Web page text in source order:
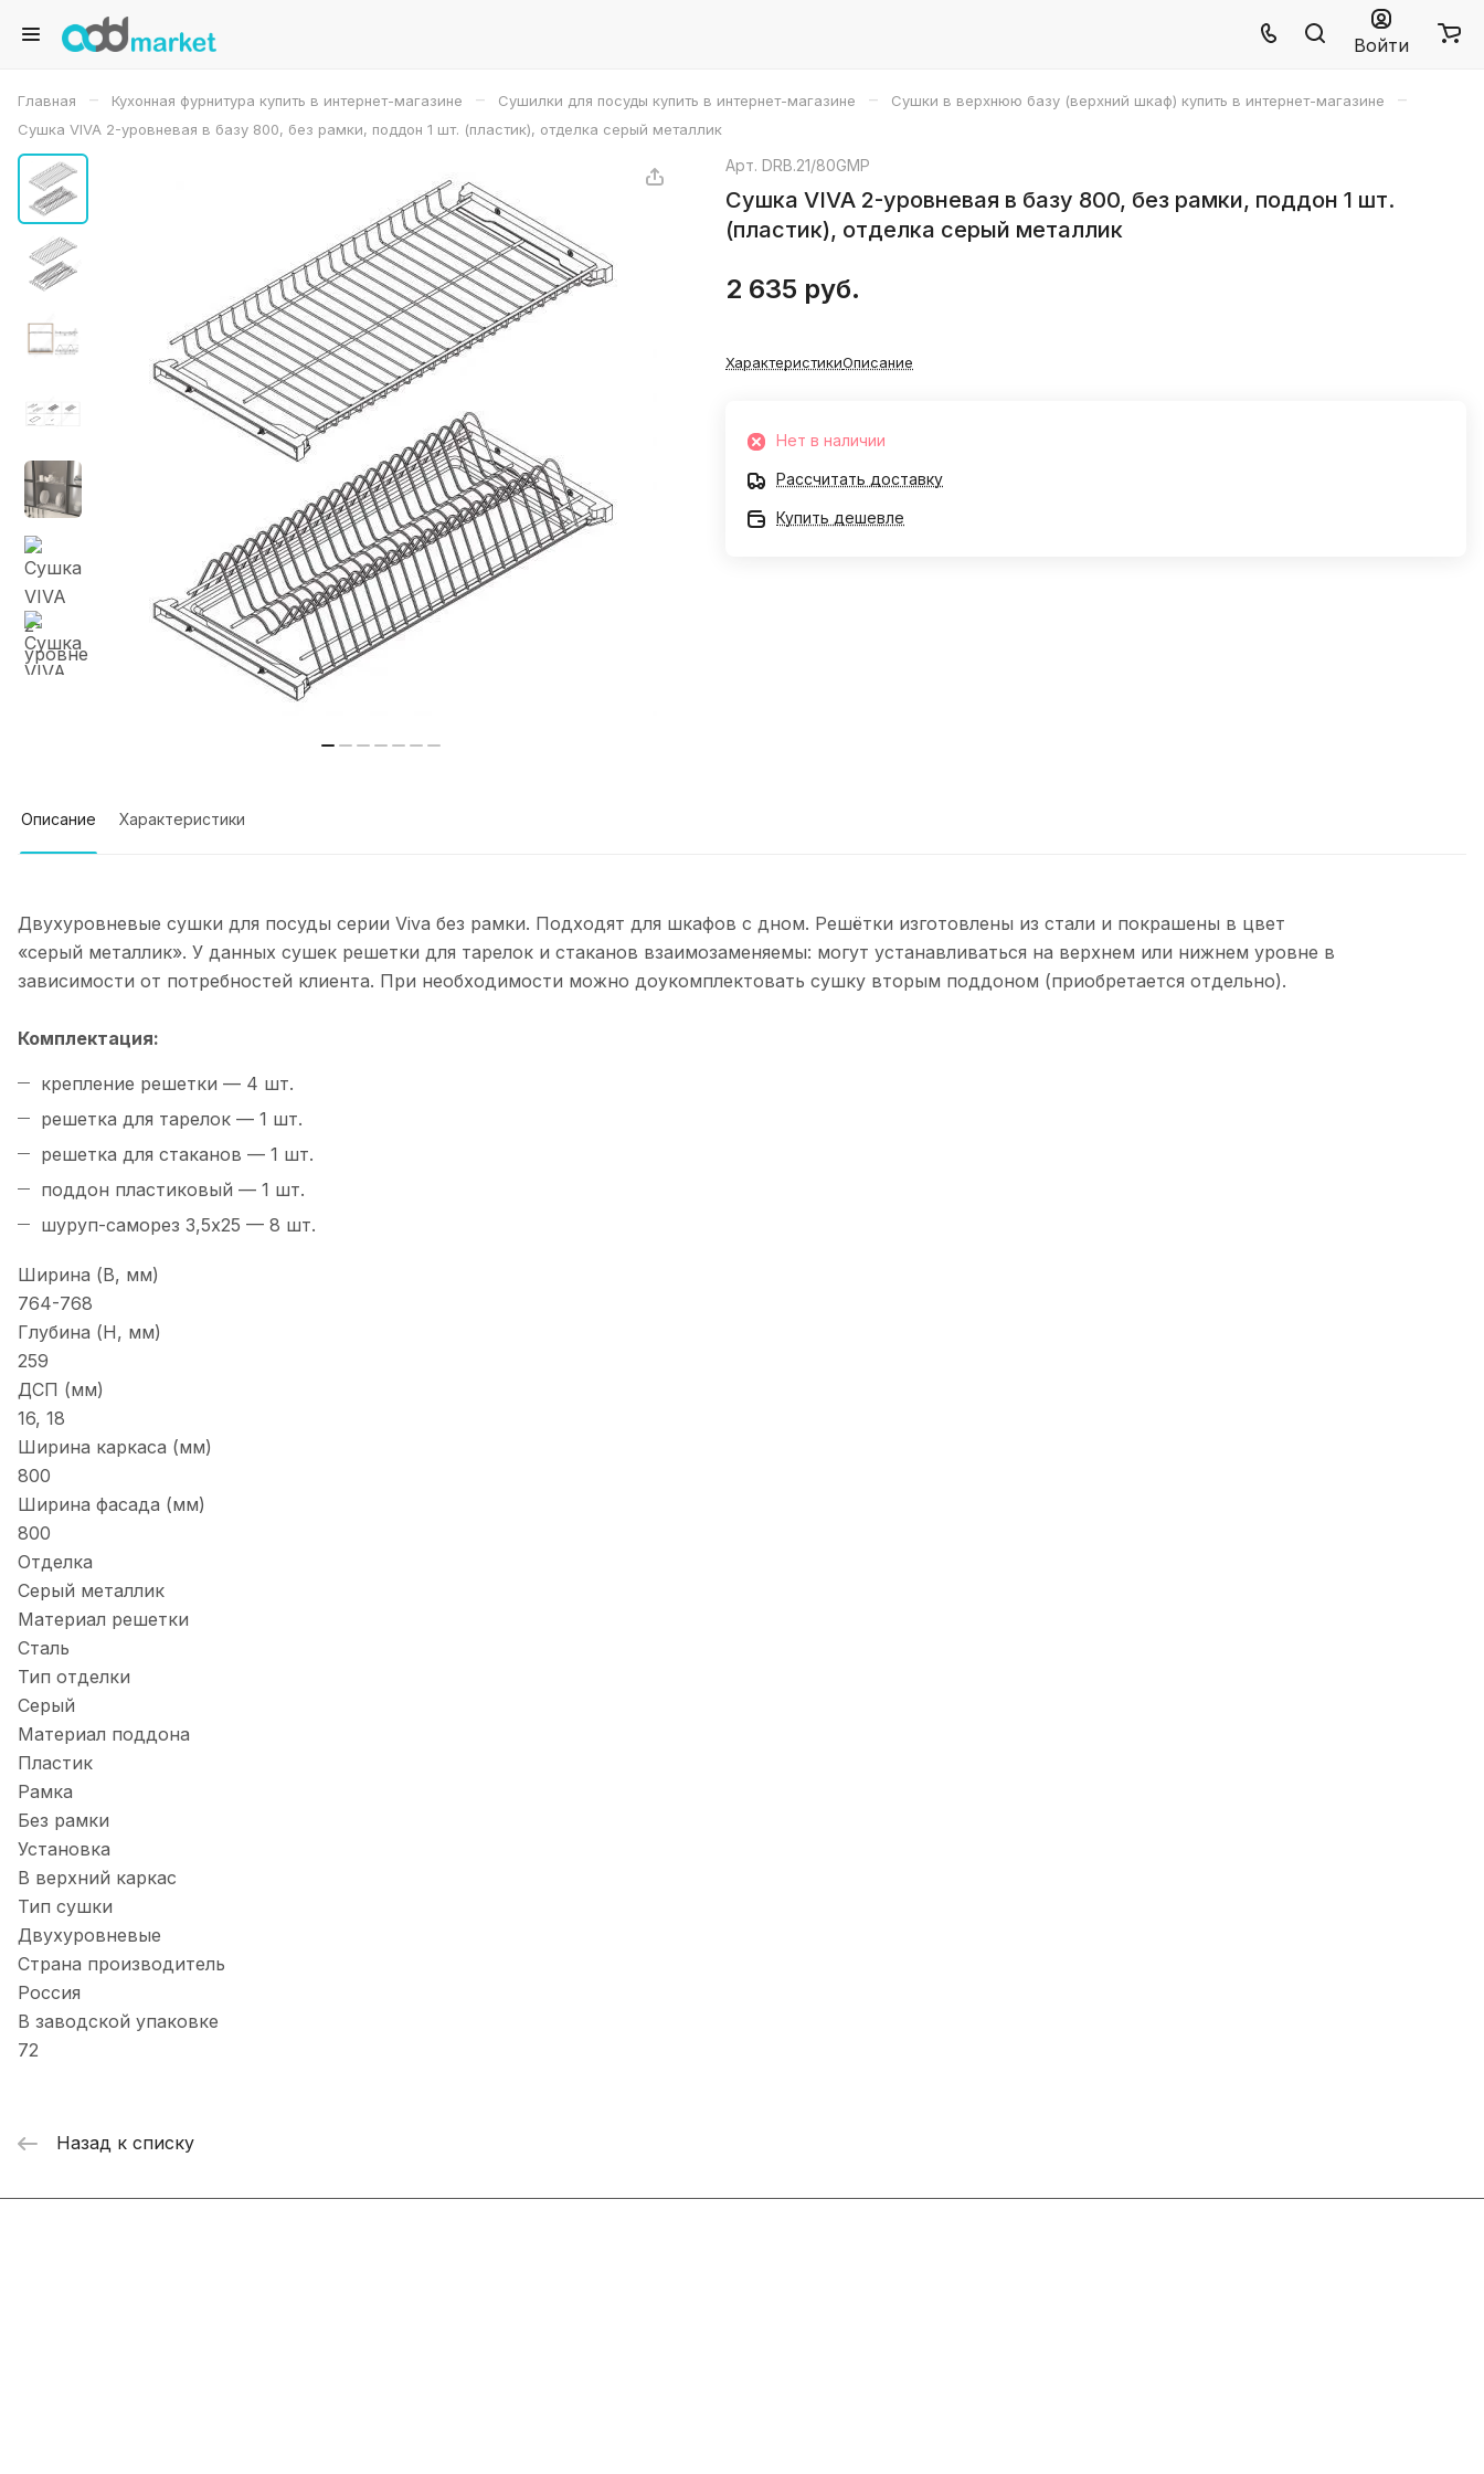
Войти
Главная – Кухонная фурнитура купить в интернет-магазине – Сушилки для посуды купить в интернет-магазине – Сушки в верхнюю базу (верхний шкаф) купить в интернет-магазине –
Сушка VIVA 2-уровневая в базу 800, без рамки, поддон 1 шт. (пластик), отделка серый металлик
Арт. DRB.21/80GMP
Сушка VIVA 2-уровневая в базу 800, без рамки, поддон 1 шт.
(пластик), отделка серый металлик
2 635 руб.
ХарактеристикиОписание
Нет в наличии
Рассчитать доставку
Купить дешевле
Описание Характеристики
Двухуровневые сушки для посуды серии Viva без рамки. Подходят для шкафов с дном. Решётки изготовлены из стали и покрашены в цвет
«серый металлик». У данных сушек решетки для тарелок и стаканов взаимозаменяемы: могут устанавливаться на верхнем или нижнем уровне в
зависимости от потребностей клиента. При необходимости можно доукомплектовать сушку вторым поддоном (приобретается отдельно).
Комплектация:
крепление решетки — 4 шт.
решетка для тарелок — 1 шт.
решетка для стаканов — 1 шт.
поддон пластиковый — 1 шт.
шуруп-саморез 3,5х25 — 8 шт.
Ширина (B, мм)
764-768
Глубина (H, мм)
259
ДСП (мм)
16, 18
Ширина каркаса (мм)
800
Ширина фасада (мм)
800
Отделка
Серый металлик
Материал решетки
Сталь
Тип отделки
Серый
Материал поддона
Пластик
Рамка
Без рамки
Установка
В верхний каркас
Тип сушки
Двухуровневые
Страна производитель
Россия
В заводской упаковке
72
Назад к списку